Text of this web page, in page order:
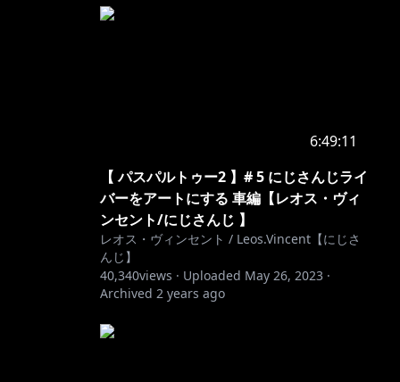
6:49:11
【 パスパルトゥー2 】# 5 にじさんじライ
バーをアートにする 車編【レオス・ヴィ
ンセント/にじさんじ 】
レオス・ヴィンセント / Leos.Vincent【にじさ
んじ】
40,340views · Uploaded May 26, 2023 ·
Archived 2 years ago